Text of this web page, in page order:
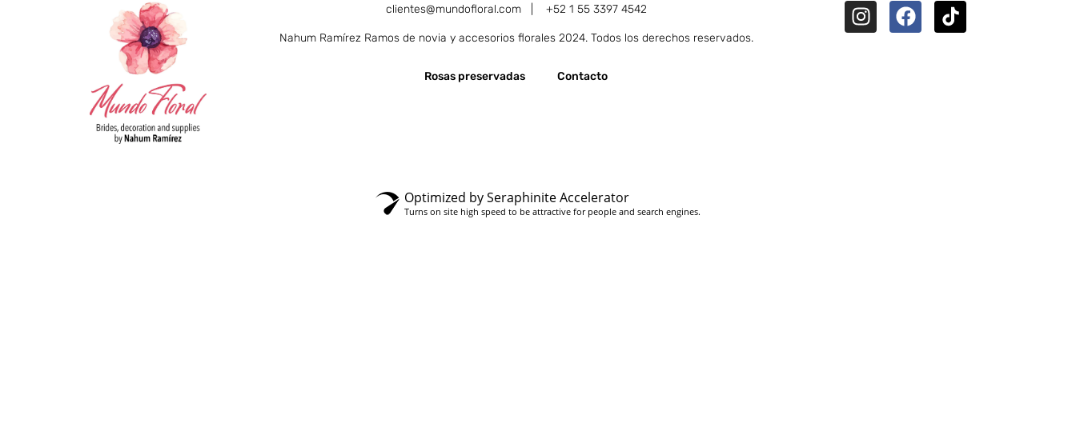
clientes@mundofloral.com | +52 1 55 3397 4542
Nahum Ramírez Ramos de novia y accesorios florales 2024. Todos los derechos reservados.
Rosas preservadas Contacto
Optimized by Seraphinite Accelerator
Turns on site high speed to be attractive for people and search engines.